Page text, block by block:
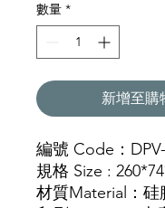
數量 *
新增至購
編號 Code：
規格 Size :
材質Material ： 硅